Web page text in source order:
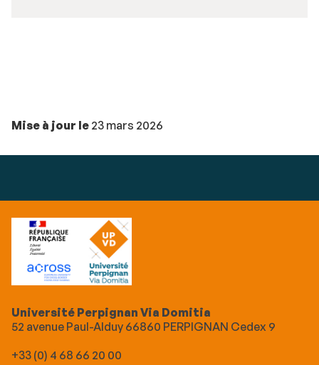
Mise à jour le 23 mars 2026
Université Perpignan Via Domitia
52 avenue Paul-Alduy 66860 PERPIGNAN Cedex 9
+33 (0) 4 68 66 20 00